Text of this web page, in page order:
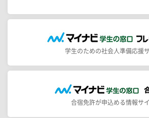
学生のための社会人準備応援
合宿免許が申込める情報サ